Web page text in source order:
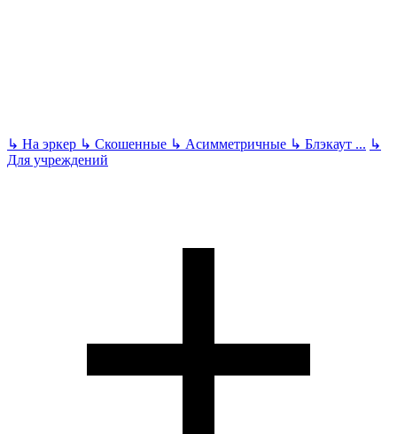
↳ На эркер ↳ Скошенные ↳ Асимметричные ↳ Блэкаут ... ↳
Для учреждений